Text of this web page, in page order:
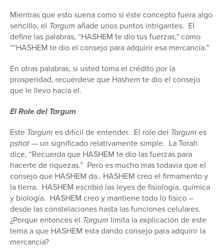
Mientras que esto suena como si éste concepto fuera algo
sencillo, el Targum añade unos puntos intrigantes. El
define las palabras, “HASHEM te dio tus fuerzas,” como
““HASHEM te dio el consejo para adquirir esa mercancía.”
En otras palabras, si usted toma el crédito por la
prosperidad, recuérdese que Hashem te dio el consejo
que le llevo hacia el.
El Role del Targum
Este Targum es difícil de entender. El role del Targum es
pshat— un significado relativamente simple. La Torah
dice, “Recuerda que HASHEM te dio las fuerzas para
hacerte de riquezas.” Pero es mucho mas todavía que el
consejo que HASHEM da.. HASHEM creo el firmamento y
la tierra. HASHEM escribió las leyes de fisiología, química
y biología. HASHEM creo y mantiene todo lo físico –
desde las constelaciones hasta las funciones celulares.
¿Porque entonces el Targum limita la explicación de este
tema a que HASHEM esta dando consejo para adquirir la
mercancía?